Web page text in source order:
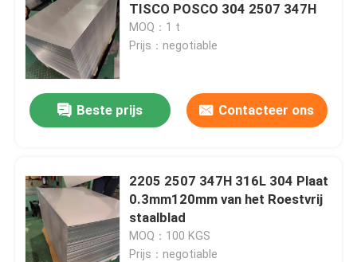
TISCO POSCO 304 2507 347H
MOQ：1 t
Prijs：negotiable
Beste prijs Contacteer ons
2205 2507 347H 316L 304 Plaat
0.3mm120mm van het Roestvrij
staalblad
MOQ：100 KGS
Prijs：negotiable